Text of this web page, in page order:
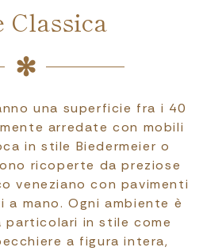
Classica
una superficie fra i 40
arredate con mobili
in stile Biedermeier o
ricoperte da preziose
veneziano con pavimenti
mano. Ogni ambiente è
in stile come
a figura intera,